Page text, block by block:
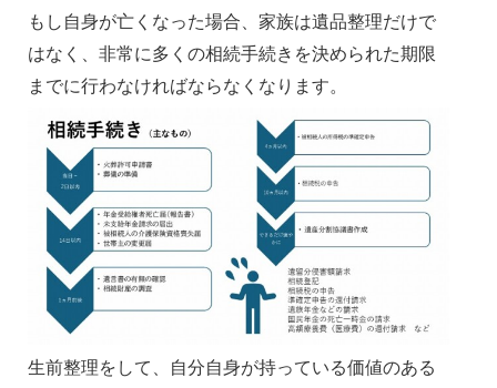
もし自身が亡くなった場合、家族は遺品整理だけで
はなく、非常に多くの相続手続きを決められた期限
までに行わなければならなくなります。
生前整理をして、自分自身が持っている価値のある